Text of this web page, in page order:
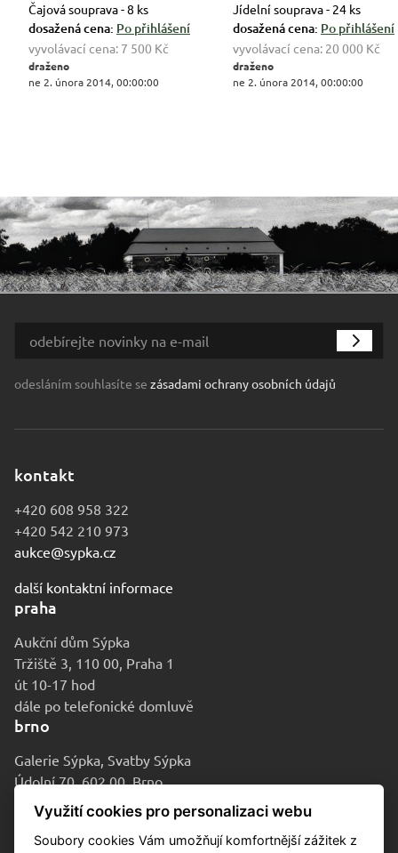
Čajová souprava - 8 ks
dosažená cena: Po přihlášení
vyvolávací cena: 7 500 Kč
draženo
ne 2. února 2014, 00:00:00
Jídelní souprava - 24 ks
dosažená cena: Po přihlášení
vyvolávací cena: 20 000 Kč
draženo
ne 2. února 2014, 00:00:00
odesláním souhlasíte se zásadami ochrany osobních údajů
kontakt
+420 608 958 322
+420 542 210 973
aukce@sypka.cz
další kontaktní informace
praha
Aukční dům Sýpka
Tržiště 3, 110 00, Praha 1
út 10-17 hod
dále po telefonické domluvě
brno
Galerie Sýpka, Svatby Sýpka
Údolní 70, 602 00, Brno
po-pá 9-16 hod
Využití cookies pro personalizaci webu
Soubory cookies Vám umožňují komfortnější zážitek z